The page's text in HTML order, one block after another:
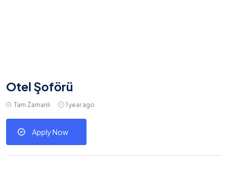
Otel Şoförü
Tam Zamanlı 1 year ago
Apply Now